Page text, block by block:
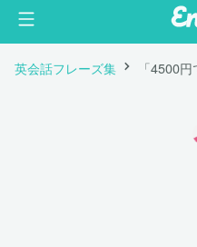
英会話フレーズ集